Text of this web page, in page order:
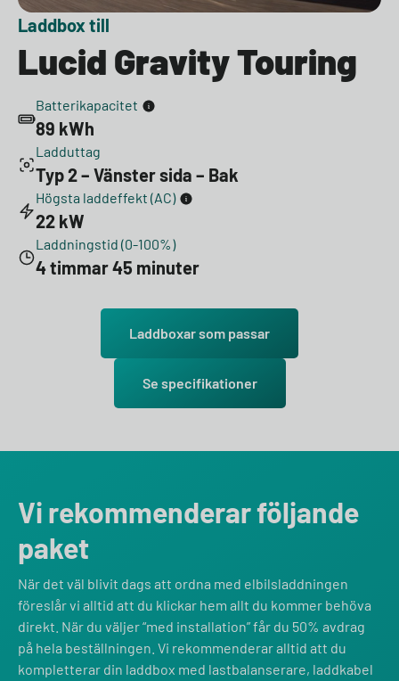
Laddbox till
Lucid Gravity Touring
Batterikapacitet
89 kWh
Ladduttag
Typ 2 – Vänster sida – Bak
Högsta laddeffekt (AC)
22 kW
Laddningstid (0-100%)
4 timmar 45 minuter
Laddboxar som passar
Se specifikationer
Vi rekommenderar följande
paket
När det väl blivit dags att ordna med elbilsladdningen
föreslår vi alltid att du klickar hem allt du kommer behöva
direkt. När du väljer “med installation” får du 50% avdrag
på hela beställningen. Vi rekommenderar alltid att du
kompletterar din laddbox med lastbalanserare, laddkabel